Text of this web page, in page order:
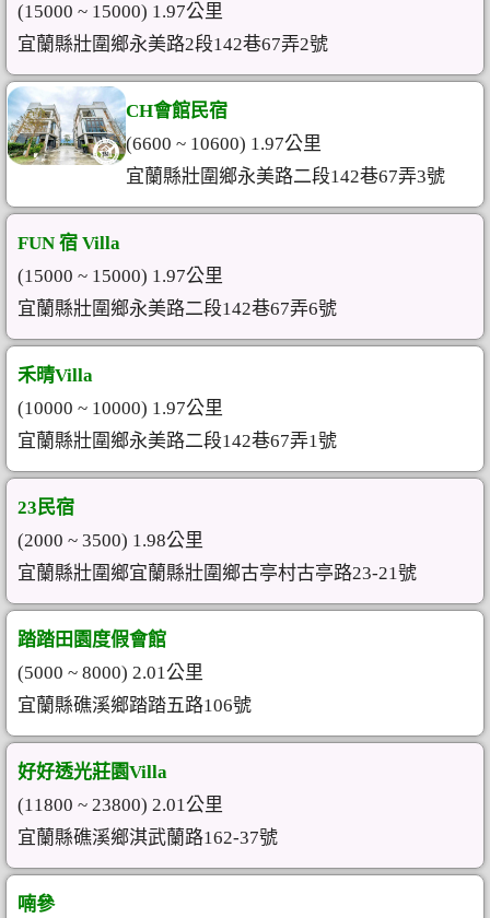
(15000 ~ 15000) 1.97公里
宜蘭縣壯圍鄉永美路2段142巷67弄2號
CH會館民宿
(6600 ~ 10600) 1.97公里
宜蘭縣壯圍鄉永美路二段142巷67弄3號
FUN 宿 Villa
(15000 ~ 15000) 1.97公里
宜蘭縣壯圍鄉永美路二段142巷67弄6號
禾晴Villa
(10000 ~ 10000) 1.97公里
宜蘭縣壯圍鄉永美路二段142巷67弄1號
23民宿
(2000 ~ 3500) 1.98公里
宜蘭縣壯圍鄉宜蘭縣壯圍鄉古亭村古亭路23-21號
踏踏田園度假會館
(5000 ~ 8000) 2.01公里
宜蘭縣礁溪鄉踏踏五路106號
好好透光莊園Villa
(11800 ~ 23800) 2.01公里
宜蘭縣礁溪鄉淇武蘭路162-37號
喃參